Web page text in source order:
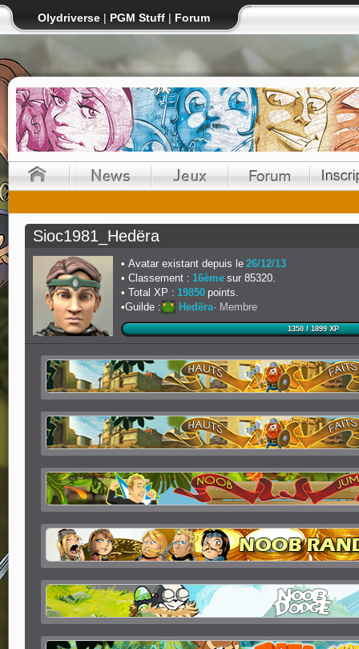
Olydriverse | PGM Stuff | Forum
Sioc1981_Hedëra
Avatar existant depuis le 26/12/13
Classement : 16ème sur 85320.
Total XP : 19850 points.
Guilde :
Hedëra Membre
1350 / 1899 XP